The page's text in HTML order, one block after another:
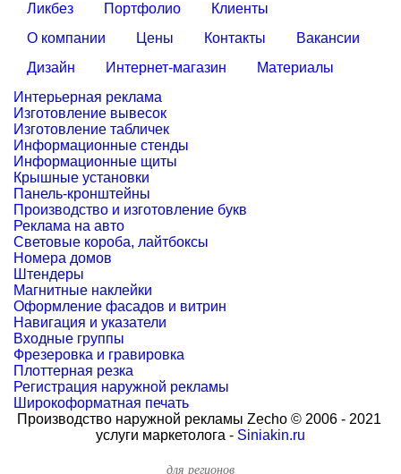
Ликбез Портфолио
Клиенты
О компании
Цены Контакты
Вакансии
Дизайн
Интернет-магазин
Материалы
Интерьерная реклама
Изготовление вывесок
Изготовление табличек
Информационные стенды
Информационные щиты
Крышные установки
Панель-кронштейны
Производство и изготовление букв
Реклама на авто
Световые короба, лайтбоксы
Номера домов
Штендеры
Магнитные наклейки
Оформление фасадов и витрин
Навигация и указатели
Входные группы
Фрезеровка и гравировка
Плоттерная резка
Регистрация наружной рекламы
Широкоформатная печать
Производство наружной рекламы Zecho © 2006 - 2021
услуги маркетолога - Siniakin.ru
для регионов